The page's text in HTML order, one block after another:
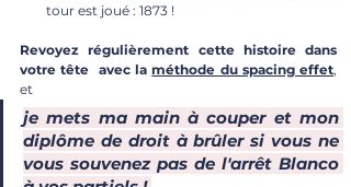
tour est joué : 1873 !
Revoyez régulièrement cette histoire dans
votre tête  avec la méthode du spacing effet,
et
je mets ma main à couper et mon
diplôme de droit à brûler si vous ne
vous souvenez pas de l'arrêt Blanco